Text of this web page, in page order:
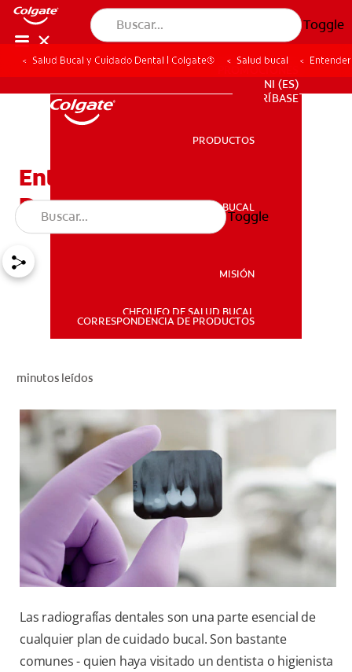
Toggle
SALUD BUCAL
PROMOCIONES
SUSCRÍBASE
NI (ES)
SUSCRÍBASE
PRODUCTOS
SALUD BUCAL
MISIÓN
CHEQUEO DE SALUD BUCAL
CORRESPONDENCIA DE PRODUCTOS
Toggle
Salud Bucal y Cuidado Dental | Colgate® Salud bucal
Entender Los Rayos-X
Dentales
minutos leídos
Las radiografías dentales son una parte esencial de
cualquier plan de cuidado bucal. Son bastante
comunes - quien haya visitado un dentista o higienista